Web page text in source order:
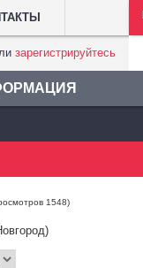
зарегистрируйтесь
1548)